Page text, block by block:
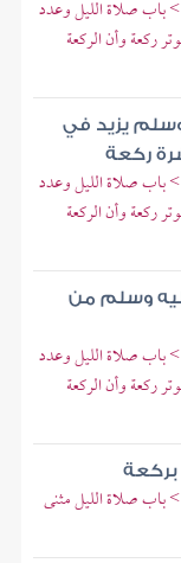
باب صلاة الليل وعدد
ركعة وأن الركعة
وسلم يزيد في
ركعة
باب صلاة الليل وعدد
ركعة وأن الركعة
وسلم من
باب صلاة الليل وعدد
ركعة وأن الركعة
بركعة
صلاة الليل مثنى